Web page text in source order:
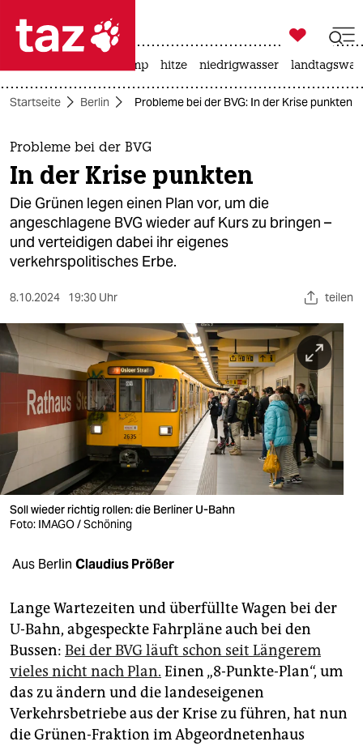
 taz zahl ich
taz zahl ich
themen
politik
öko
gesellschaft
kultur
sport
berlin
nord
wahrheit
verlag
verlag
shop
fragen & hilfe
unterstützen
abo
genossenschaft
epaper login

taz zahl ich
usa unter trump hitze niedrigwasser
Startseite Berlin Probleme bei der BVG: In der Krise punkten
Probleme bei der BVG
In der Krise punkten
Die Grünen legen einen Plan vor, um die
angeschlagene BVG wieder auf Kurs zu bringen –
und verteidigen dabei ihr eigenes
verkehrspolitisches Erbe.
8.10.2024 19:30 Uhr teilen
Soll wieder richtig rollen: die Berliner U-Bahn
Foto: IMAGO / Schöning
Aus Berlin Claudius Prößer
Lange Wartezeiten und überfüllte Wagen bei der
U-Bahn, abgespeckte Fahrpläne auch bei den
Bussen: Bei der BVG läuft schon seit Längerem
vieles nicht nach Plan. Einen „8-Punkte-Plan“, um
das zu ändern und die landeseigenen
Verkehrsbetriebe aus der Krise zu führen, hat nun
die Grünen-Fraktion im Abgeordnetenhaus